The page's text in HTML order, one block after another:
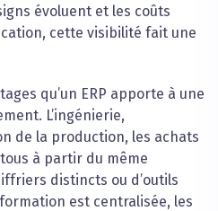
évoluent et les coûts
cette visibilité fait une
qu’un ERP apporte à une
L’ingénierie,
de la production, les achats
à partir du même
distincts ou d’outils
est centralisée, les